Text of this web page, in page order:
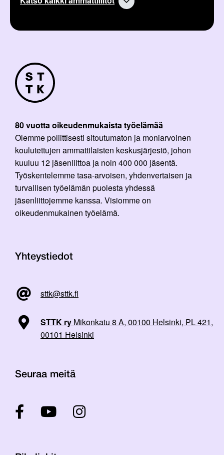
80 vuotta oikeudenmukaista työelämää
Olemme poliittisesti sitoutumaton ja moniarvoinen
koulutettujen ammattilaisten keskusjärjestö, johon
kuuluu 12 jäsenliittoa ja noin 400 000 jäsentä.
Työskentelemme tasa-arvoisen, yhdenvertaisen ja
turvallisen työelämän puolesta yhdessä
jäsenliittojemme kanssa. Visiomme on
oikeudenmukainen työelämä.
Yhteystiedot
sttk@sttk.fi
STTK ry Mikonkatu 8 A, 00100 Helsinki, PL 421,
00101 Helsinki
Seuraa meitä